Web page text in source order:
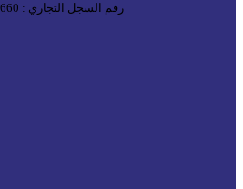
رقم السجل التجاري : 1010794660